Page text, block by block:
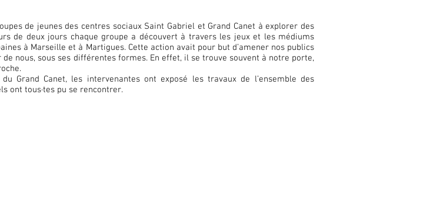
de jeunes des centres sociaux Saint Gabriel et Grand Canet à explorer des
de deux jours chaque groupe a découvert à travers les jeux et les médiums
à Marseille et à Martigues. Cette action avait pour but d’amener nos publics
nous, sous ses différentes formes. En effet, il se trouve souvent à notre porte,
Grand Canet, les intervenantes ont exposé les travaux de l’ensemble des
ont tous·tes pu se rencontrer.